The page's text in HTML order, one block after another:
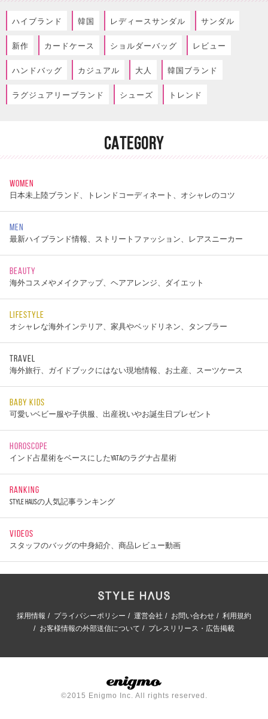
ハイブランド 韓国 レディースサンダル サンダル
新作 カードケース ショルダーバッグ レビュー
ハンドバッグ カジュアル 大人 韓国ブランド
ラグジュアリーブランド シューズ トレンド
CATEGORY
WOMEN
日本未上陸ブランド、トレンドコーディネート、オシャレのコツ
MEN
最新ハイブランド情報、ストリートファッション、レアスニーカー
BEAUTY
海外コスメやメイクアップ、ヘアアレンジ、ダイエット
LIFESTYLE
オシャレな海外インテリア、家具やベッドリネン、タンブラー
TRAVEL
海外旅行、ガイドブックにはない現地情報、お土産、スーツケース
BABY KIDS
可愛いベビー服や子供服、出産祝いやお誕生日プレゼント
HOROSCOPE
インド占星術をベースにしたYATAのラグナ占星術
RANKING
STYLE HAUSの人気記事ランキング
VIDEOS
スタッフのバッグの中身紹介、商品レビュー動画
採用情報 プライバシーポリシー 運営会社 お問い合わせ
利用規約
お客様情報の外部送信について
プレスリリース・広告掲載
©2015 Enigmo Inc. All rights reserved.